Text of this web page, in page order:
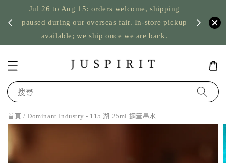
Jul 26 to Aug 15: orders welcome, shipping
paused during our overseas fair. In-store pickup
available; we ship once we are back.
US
搜尋
首頁 / Dominant Industry - 115 湖 25ml 鋼筆墨水